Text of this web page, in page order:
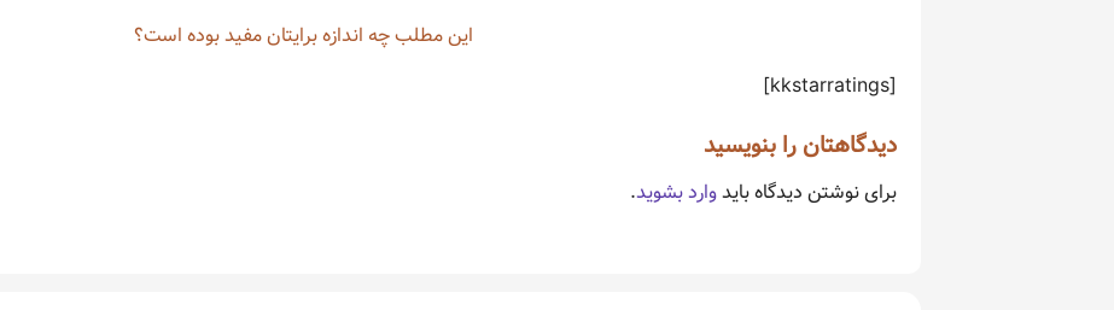
این مطلب چه‌ اندازه برایتان مفید بوده است؟
[kkstarratings]
دیدگاهتان را بنویسید
برای نوشتن دیدگاه بایدوارد بشوید.